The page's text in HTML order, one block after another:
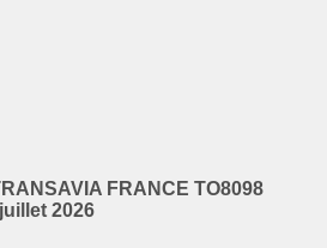
FRANCE TO8098
2026